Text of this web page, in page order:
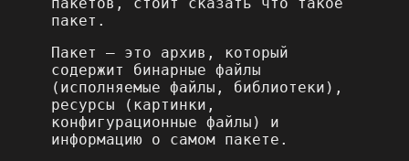
пакет.
Пакет – это архив, который
содержит бинарные файлы
(исполняемые файлы, библиотеки),
ресурсы (картинки,
конфигурационные файлы) и
информацию о самом пакете.